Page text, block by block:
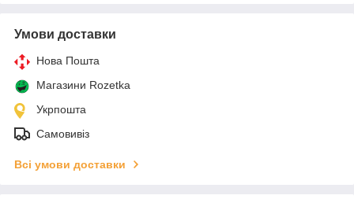
Умови доставки
Нова Пошта
Магазини Rozetka
Укрпошта
Самовивіз
Всі умови доставки